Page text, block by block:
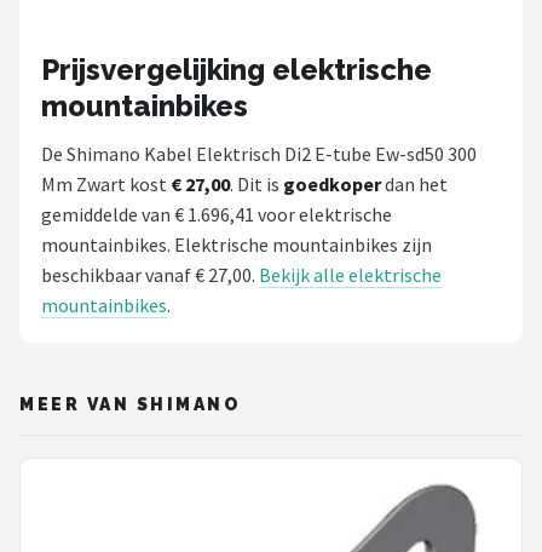
Prijsvergelijking elektrische
mountainbikes
De Shimano Kabel Elektrisch Di2 E-tube Ew-sd50 300
Mm Zwart kost € 27,00. Dit is goedkoperdan het
gemiddelde van € 1.696,41 voor elektrische
mountainbikes. Elektrische mountainbikes zijn
beschikbaar vanaf € 27,00. Bekijk alle elektrische
mountainbikes.
MEER VAN SHIMANO